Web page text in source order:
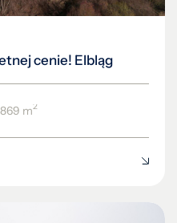
cenie! Elbląg
869 m2